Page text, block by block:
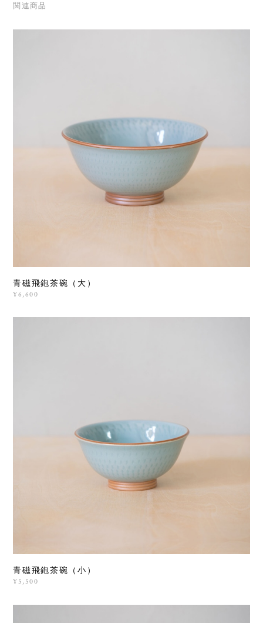
関連商品
青磁飛鉋茶碗（大）
¥6,600
青磁飛鉋茶碗（小）
¥5,500